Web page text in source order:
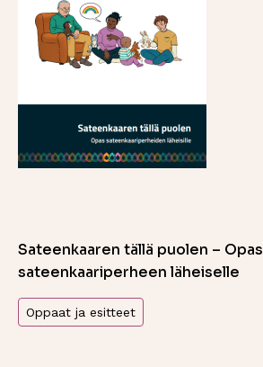
Sateenkaaren tällä puolen – Opas
sateenkaariperheen läheiselle
Oppaat ja esitteet